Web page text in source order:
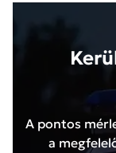
A pontos
a